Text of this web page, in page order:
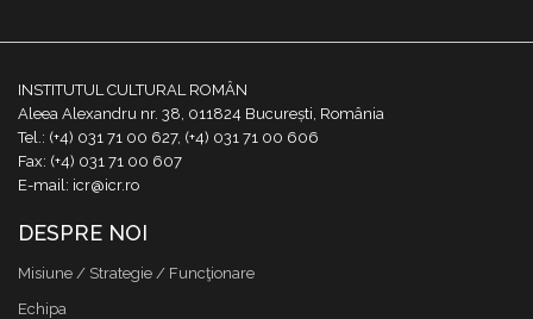
INSTITUTUL CULTURAL ROMÂN
Aleea Alexandru nr. 38, 011824 București, România
Tel.: (+4) 031 71 00 627, (+4) 031 71 00 606
Fax: (+4) 031 71 00 607
E-mail: icr@icr.ro
DESPRE NOI
Misiune / Strategie / Funcţionare
Echipa